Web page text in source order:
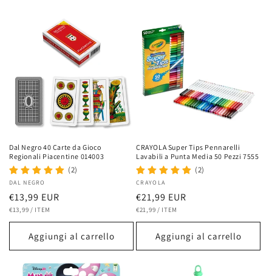
Dal Negro 40 Carte da Gioco
Regionali Piacentine 014003
(2)
Fornitore:
DAL NEGRO
Prezzo
di
listino
€13,99 EUR
PREZZO
€13,99 / PER
ITEM
Aggiungi al carrello
CRAYOLA Super Tips Pennarelli
Lavabili a Punta Media 50 Pezzi 7555
(2)
Fornitore:
CRAYOLA
Prezzo
di
listino
€21,99 EUR
PREZZO
€21,99 / PER
ITEM
Aggiungi al carrello